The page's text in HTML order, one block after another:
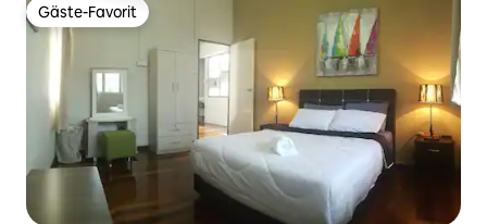
Gäste-Favorit
Gäste-Favorit